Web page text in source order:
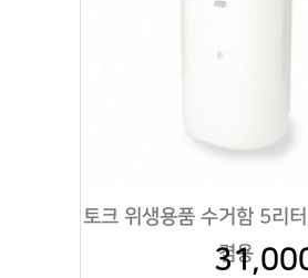
토크 위생용품 수거함 5리
겸용